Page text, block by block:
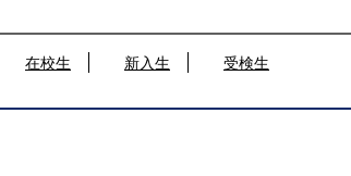
在校生 新入生 受検生